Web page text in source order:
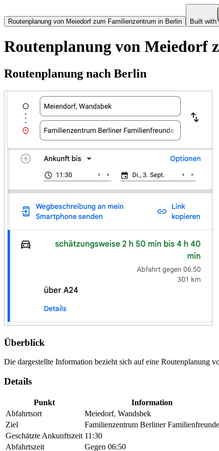
Routenplanung von Meiedorf zum Familienzentrum in Berlin Built with
Routenplanung von Meiedorf
Routenplanung nach Berlin
Überblick
Die dargestellte Information bezieht sich auf eine Routenplanung
Details
Punkt
Information
Abfahrtsort
Meiedorf, Wandsbek
Ziel
Familienzentrum Berliner Familienfreunde
Geschätzte Ankunftszeit 11:30
Abfahrtszeit
Gegen 06:50